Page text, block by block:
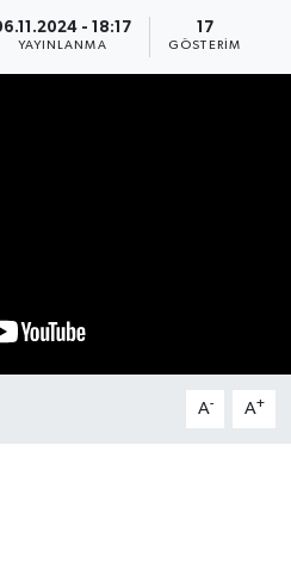
- 18:17
YAYINLANMA
17
GÖSTERIM
A- A+